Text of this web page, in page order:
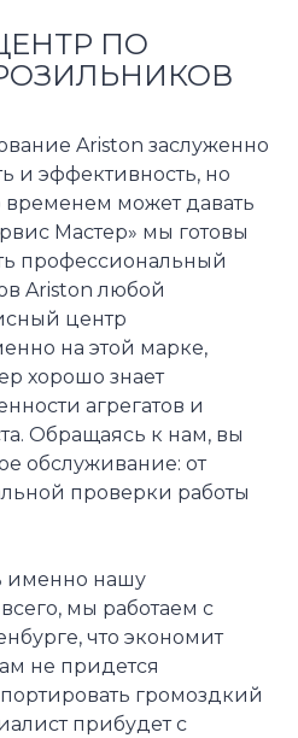
ПО
Ariston заслуженно
и эффективность, но
временем может давать
Мастер» мы готовы
профессиональный
Ariston любой
центр
на этой марке,
хорошо знает
агрегатов и
Обращаясь к нам, вы
обслуживание: от
проверки работы
именно нашу
мы работаем с
что экономит
не придется
громоздкий
прибудет с